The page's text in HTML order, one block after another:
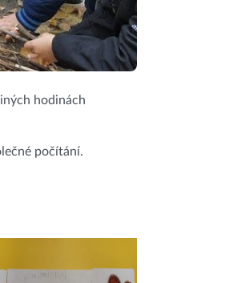
hodinách
počítání.